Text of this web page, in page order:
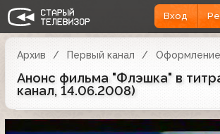
Вход
Архив Первый канал Оформление
Анонс фильма "Флэшка" в
канал, 14.06.2008)